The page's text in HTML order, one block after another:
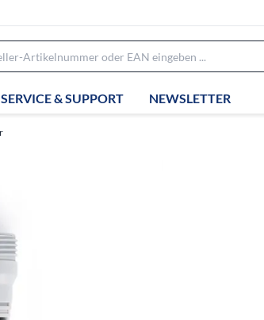
SERVICE & SUPPORT NEWSLETTER